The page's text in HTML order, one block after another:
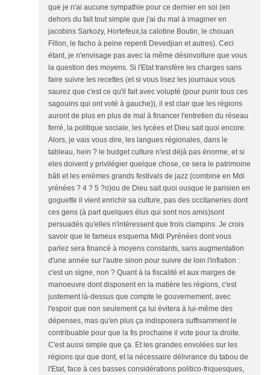
que je n'ai aucune sympathie pour ce dernier en soi (en
dehors du fait tout simple que j'ai du mal à imaginer en
jacobins Sarkozy, Hortefeux,la calotine Boutin, le chouan
Fillon, le facho à peine repenti Devedjian et autres). Ceci
étant, je n'envisage pas avec la même désinvolture que vous
la question des moyens. Si l'Etat transfère les charges sans
faire suivre les recettes (et si vous lisez les journaux vous
saurez que c'est ce qu'il fait avec volupté (pour punir tous ces
sagouins qui ont voté à gauche)), il est clair que les régions
auront de plus en plus de mal à financer l'entretien du réseau
ferré, la politique sociale, les lycées et Dieu sait quoi encore.
Alors, je vais vous dire, les langues régionales, dans le
tableau, hein ? le budget culture n'est déjà pas énorme, et si
eles doivent y privilégier quelque chose, ce sera le patrimoine
bâti et les enièmes grands festivals de jazz (combine en Mdi
yrénées ? 4 ? 5 ?o)ou de Dieu sait quoi ousque le parisien en
goguette il vient enrichir sa culture, pas des occitaneries dont
ces gens (à part quelques élus qui sont nos amis)sont
persuadés qu'elles n'intéressent que trois clampins. Je crois
savoir que le fameux esquema Midi Pyrénées dont vous
parlez sera financé à moyens constants, sans augmentation
d'une année sur l'autre sinon pour suivre de loin l'inflation :
c'est un signe, non ? Quant à la fiscalité et aux marges de
manoeuvre dont disposent en la matière les régions, c'est
justement là-dessus que compte le gouvernement, avec
l'espoir que non seulement ça lui évitera à lui-même des
dépenses, mas qu'en plus ça indisposera suffisamment le
contribuable pour que la fis prochaine il vote pour la droite.
C'est aussi simple que ça. Et les grandes envolées sur les
régions qui que dont, et la nécessaire délivrance du tabou de
l'Etat, face à ces basses considérations politico-friquesques,